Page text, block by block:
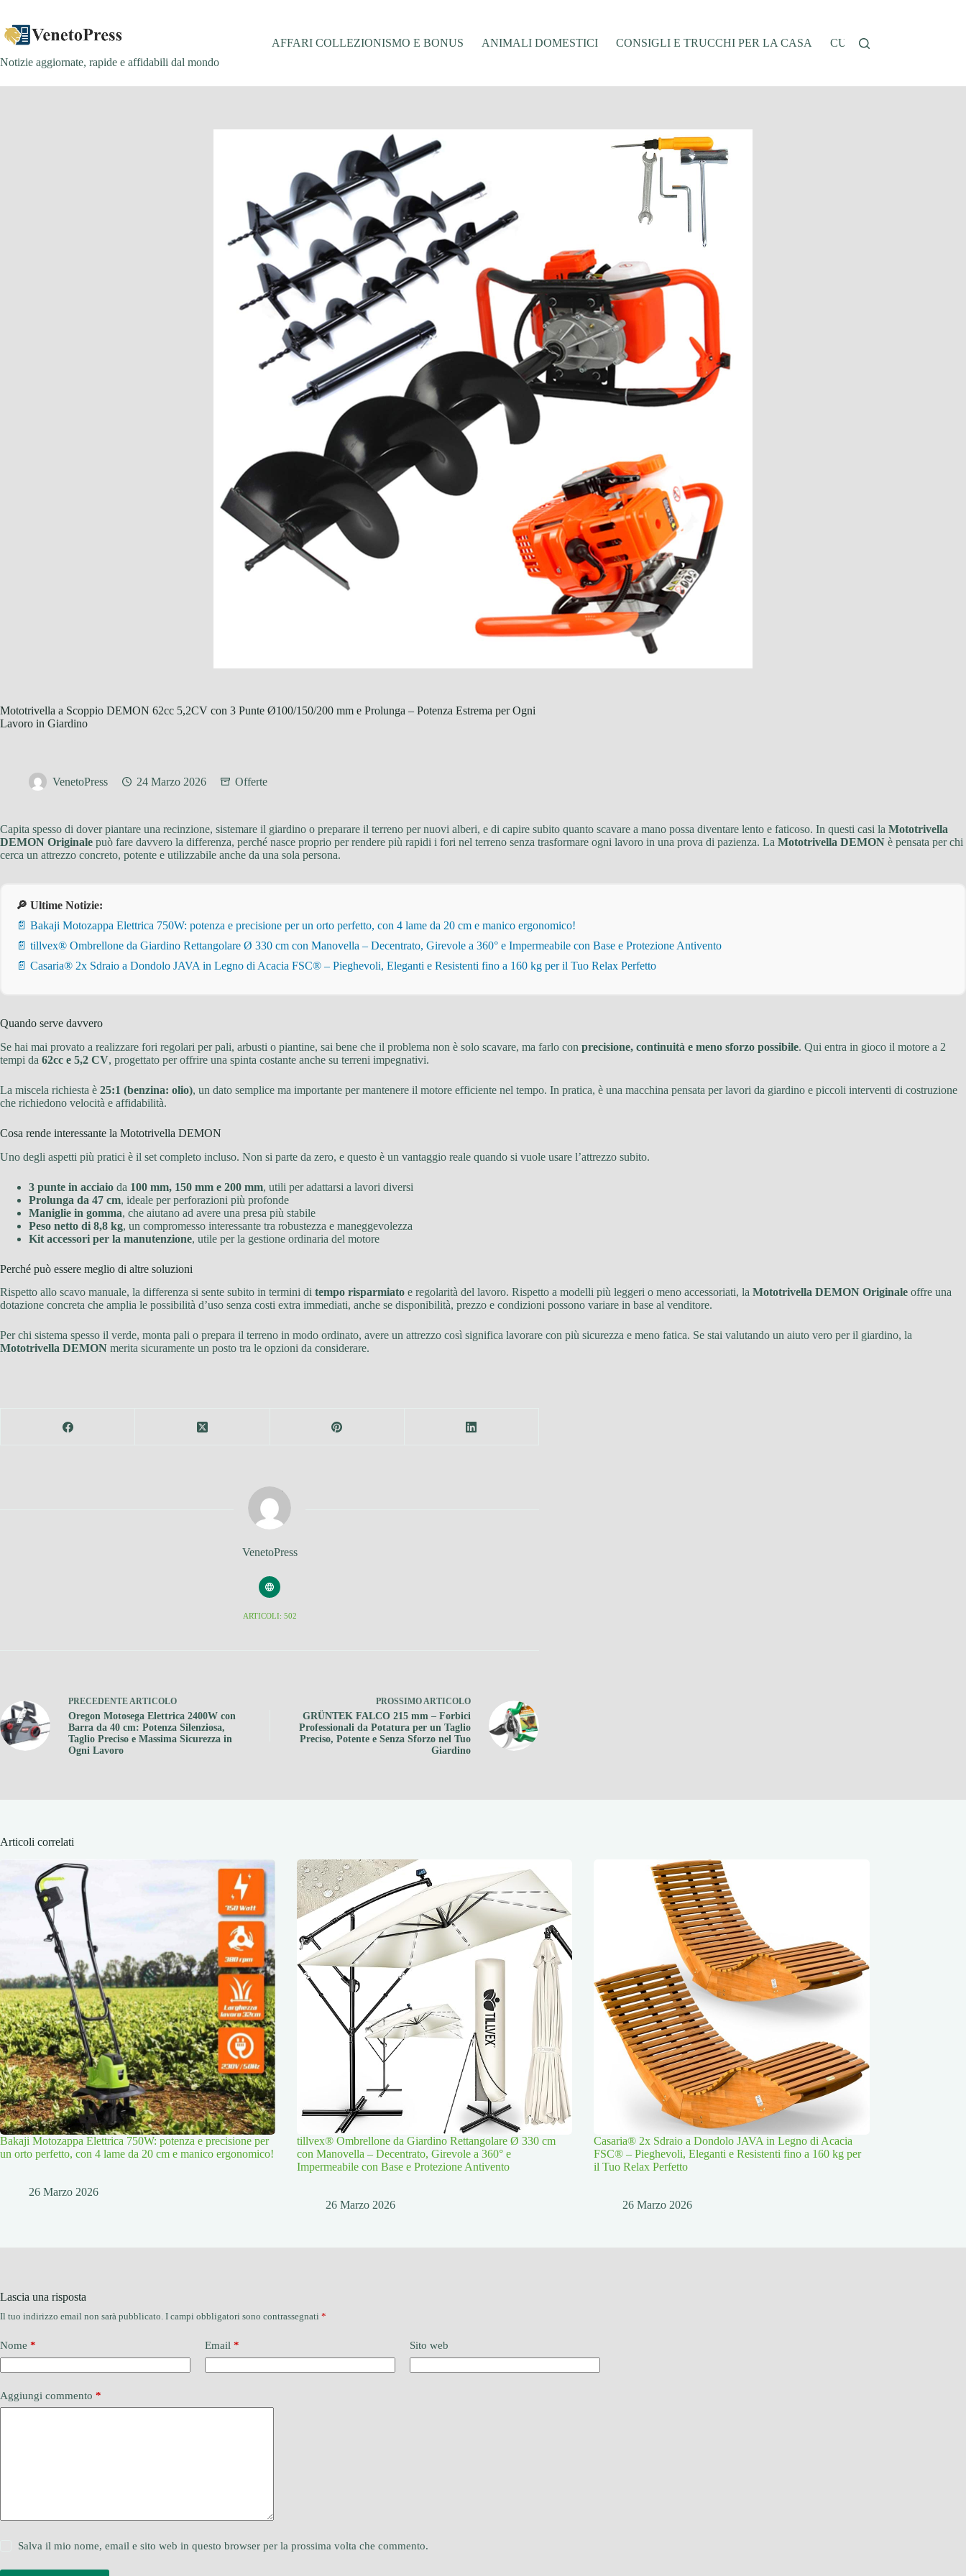
contenuto
Notizie aggiornate, rapide e affidabili dal mondo
AFFARI COLLEZIONISMO E BONUS ANIMALI DOMESTICI CONSIGLI E TRUCCHI PER LA CASA CUCINA E RICETTE
Mototrivella a Scoppio DEMON 62cc 5,2CV con 3 Punte Ø100/150/200 mm e Prolunga – Potenza Estrema per Ogni
Lavoro in Giardino
VenetoPress 24 Marzo 2026 Offerte
Capita spesso di dover piantare una recinzione, sistemare il giardino o preparare il terreno per nuovi alberi, e di capire subito quanto scavare a mano possa diventare lento e faticoso. In questi casi la Mototrivella
DEMON Originale può fare davvero la differenza, perché nasce proprio per rendere più rapidi i fori nel terreno senza trasformare ogni lavoro in una prova di pazienza. La Mototrivella DEMON è pensata per chi
cerca un attrezzo concreto, potente e utilizzabile anche da una sola persona.
🔎 Ultime Notizie:
📄 Bakaji Motozappa Elettrica 750W: potenza e precisione per un orto perfetto, con 4 lame da 20 cm e manico ergonomico!
📄 tillvex® Ombrellone da Giardino Rettangolare Ø 330 cm con Manovella – Decentrato, Girevole a 360° e Impermeabile con Base e Protezione Antivento
📄 Casaria® 2x Sdraio a Dondolo JAVA in Legno di Acacia FSC® – Pieghevoli, Eleganti e Resistenti fino a 160 kg per il Tuo Relax Perfetto
Quando serve davvero
Se hai mai provato a realizzare fori regolari per pali, arbusti o piantine, sai bene che il problema non è solo scavare, ma farlo con precisione, continuità e meno sforzo possibile. Qui entra in gioco il motore a 2
tempi da 62cc e 5,2 CV, progettato per offrire una spinta costante anche su terreni impegnativi.
La miscela richiesta è 25:1 (benzina: olio), un dato semplice ma importante per mantenere il motore efficiente nel tempo. In pratica, è una macchina pensata per lavori da giardino e piccoli interventi di costruzione
che richiedono velocità e affidabilità.
Cosa rende interessante la Mototrivella DEMON
Uno degli aspetti più pratici è il set completo incluso. Non si parte da zero, e questo è un vantaggio reale quando si vuole usare l’attrezzo subito.
3 punte in acciaio da 100 mm, 150 mm e 200 mm, utili per adattarsi a lavori diversi
Prolunga da 47 cm, ideale per perforazioni più profonde
Maniglie in gomma, che aiutano ad avere una presa più stabile
Peso netto di 8,8 kg, un compromesso interessante tra robustezza e maneggevolezza
Kit accessori per la manutenzione, utile per la gestione ordinaria del motore
Perché può essere meglio di altre soluzioni
Rispetto allo scavo manuale, la differenza si sente subito in termini di tempo risparmiato e regolarità del lavoro. Rispetto a modelli più leggeri o meno accessoriati, la Mototrivella DEMON Originale offre una
dotazione concreta che amplia le possibilità d’uso senza costi extra immediati, anche se disponibilità, prezzo e condizioni possono variare in base al venditore.
Per chi sistema spesso il verde, monta pali o prepara il terreno in modo ordinato, avere un attrezzo così significa lavorare con più sicurezza e meno fatica. Se stai valutando un aiuto vero per il giardino, la
Mototrivella DEMON merita sicuramente un posto tra le opzioni da considerare.
VenetoPress
ARTICOLI: 502
PRECEDENTEARTICOLO
Oregon Motosega Elettrica 2400W con
Barra da 40 cm: Potenza Silenziosa,
Taglio Preciso e Massima Sicurezza in
Ogni Lavoro
PROSSIMOARTICOLO
GRÜNTEK FALCO 215 mm – Forbici
Professionali da Potatura per un Taglio
Preciso, Potente e Senza Sforzo nel Tuo
Giardino
Articoli correlati
Bakaji Motozappa Elettrica 750W: potenza e precisione per
un orto perfetto, con 4 lame da 20 cm e manico ergonomico!
26 Marzo 2026
tillvex® Ombrellone da Giardino Rettangolare Ø 330 cm
con Manovella – Decentrato, Girevole a 360° e
Impermeabile con Base e Protezione Antivento
26 Marzo 2026
Casaria® 2x Sdraio a Dondolo JAVA in Legno di Acacia
FSC® – Pieghevoli, Eleganti e Resistenti fino a 160 kg per
il Tuo Relax Perfetto
26 Marzo 2026
Lascia una risposta
Il tuo indirizzo email non sarà pubblicato. I campi obbligatori sono contrassegnati *
Nome * Email * Sito web
Aggiungi commento *
Salva il mio nome, email e sito web in questo browser per la prossima volta che commento.